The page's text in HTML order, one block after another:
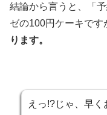
結論から言うと、「
ゼの100円ケーキです
ります。
えっ!?じゃ、早く